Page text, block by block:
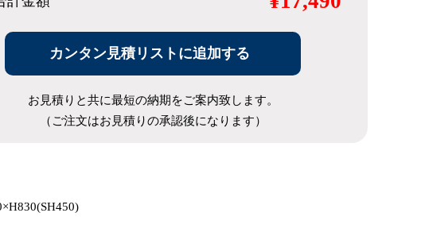
カンタン見積リストに追加する
お見積りと共に最短の納期をご案内致します。
（ご注文はお見積りの承認後になります）